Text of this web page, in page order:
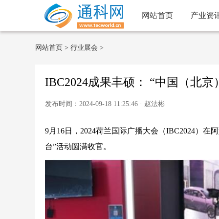
网站首页 产业资
网站首页 > 行业展会 >
IBC2024成果丰硕： “中国（北
发布时间：2024-09-18 11:25:46 · 赵法彬
9月16日，2024荷兰国际广播大会（IBC2024）在
台”活动圆满收官。